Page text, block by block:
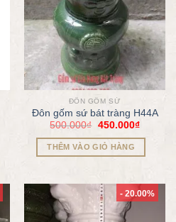
ĐÔN GỐM SỨ
Đôn gốm sứ bát tràng H44A
500.000₫ 450.000₫
THÊM VÀO GIỎ HÀNG
- 20.00%